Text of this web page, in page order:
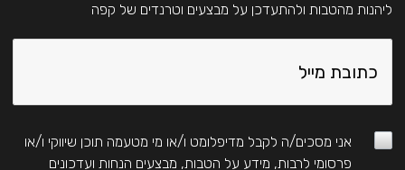
ליהנות מהטבות ולהתעדכן על מבצעים וטרנדים של קפה
אני מסכים/ה לקבל מדיפלומט ו/או מי מטעמה תוכן שיווקי ו/או
פרסומי לרבות, מידע על הטבות, מבצעים הנחות ועדכונים